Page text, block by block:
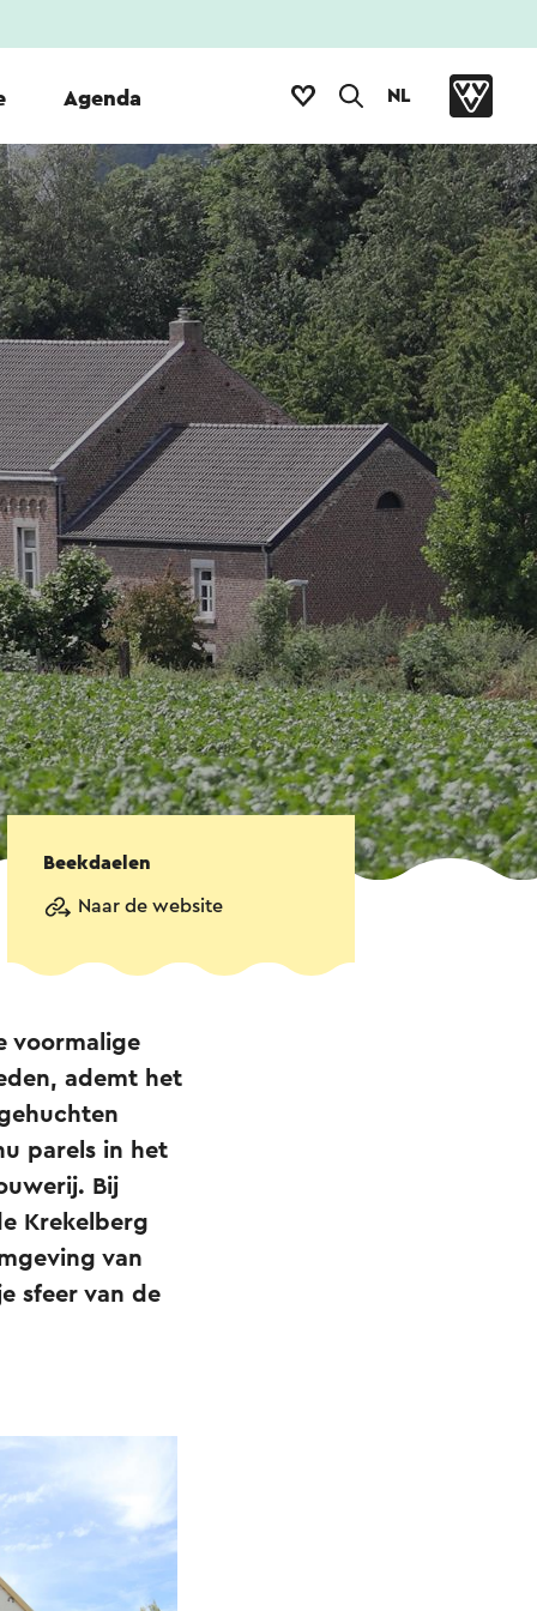
Agenda NL
Beekdaelen
Naar de website
voormalige
ademt het
parels in het
Bij
Krekelberg
van
sfeer van de